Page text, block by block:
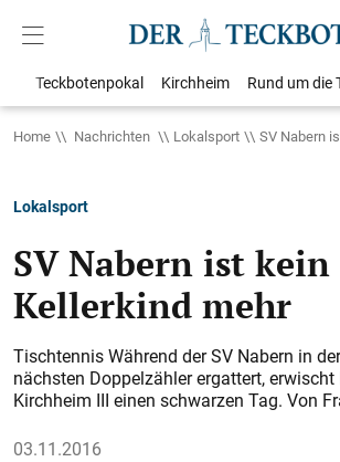
Teckbotenpokal Kirchheim Rund um die
Home Nachrichten Lokalsport SV Nabern
Lokalsport
SV Nabern ist kein
Kellerkind mehr
Tischtennis Während der SV Nabern in
nächsten Doppelzähler ergattert,
Kirchheim III einen schwarzen Tag. Von
03.11.2016